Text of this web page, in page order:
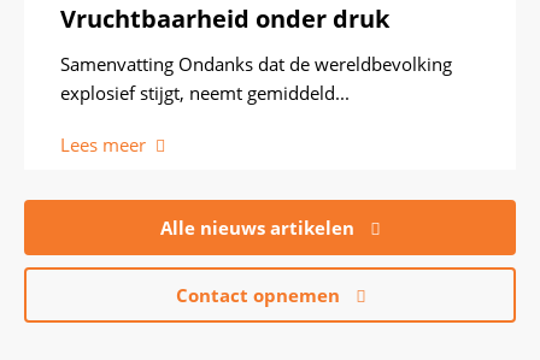
Vruchtbaarheid onder druk
Samenvatting Ondanks dat de wereldbevolking
explosief stijgt, neemt gemiddeld...
Lees meer
Alle nieuws artikelen
Contact opnemen